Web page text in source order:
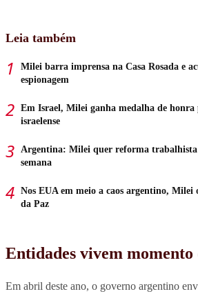
Leia também
Milei barra imprensa na Casa Rosada e
espionagem
Em Israel, Milei ganha medalha de honra
israelense
Argentina: Milei quer reforma
semana
Nos EUA em meio a caos argentino, Milei
da Paz
Entidades vivem
Em abril deste ano, o governo argentino